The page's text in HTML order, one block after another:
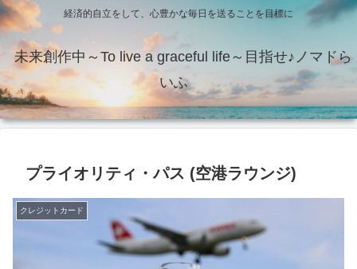
経済的自立をして、心豊かな毎日を送ることを目標に
未来創作中～To live a graceful life～目指せ♪ノマドら
いふ
プライオリティ・パス (空港ラウンジ)
クレジットカード